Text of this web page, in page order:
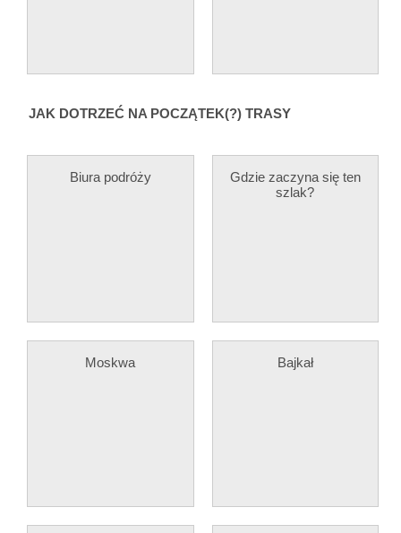
JAK DOTRZEĆ NA POCZĄTEK(?) TRASY
Biura podróży
Gdzie zaczyna się ten
szlak?
Moskwa Bajkał